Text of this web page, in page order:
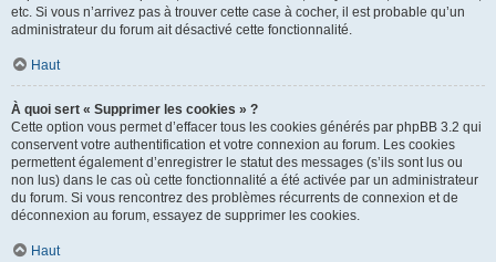
etc. Si vous n’arrivez pas à trouver cette case à cocher, il est probable qu’un
administrateur du forum ait désactivé cette fonctionnalité.
Haut
À quoi sert « Supprimer les cookies » ?
Cette option vous permet d’effacer tous les cookies générés par phpBB 3.2 qui
conservent votre authentification et votre connexion au forum. Les cookies
permettent également d’enregistrer le statut des messages (s’ils sont lus ou
non lus) dans le cas où cette fonctionnalité a été activée par un administrateur
du forum. Si vous rencontrez des problèmes récurrents de connexion et de
déconnexion au forum, essayez de supprimer les cookies.
Haut